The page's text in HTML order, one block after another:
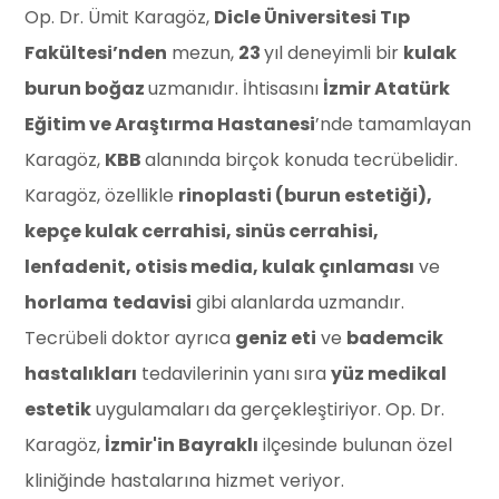
Op. Dr. Ümit Karagöz, Dicle Üniversitesi Tıp
Fakültesi’nden mezun, 23yıl deneyimli bir kulak
burun boğazuzmanıdır. İhtisasını İzmir Atatürk
Eğitim ve Araştırma Hastanesi’nde tamamlayan
Karagöz, KBBalanında birçok konuda tecrübelidir.
Karagöz, özellikle rinoplasti (burun estetiği),
kepçe kulak cerrahisi, sinüs cerrahisi,
lenfadenit, otisis media, kulak çınlaması ve
horlama tedavisi gibi alanlarda uzmandır.
Tecrübeli doktor ayrıca geniz eti ve bademcik
hastalıkları tedavilerinin yanı sırayüz medikal
estetikuygulamaları da gerçekleştiriyor. Op. Dr.
Karagöz, İzmir'in Bayraklı ilçesinde bulunan özel
kliniğinde hastalarına hizmet veriyor.